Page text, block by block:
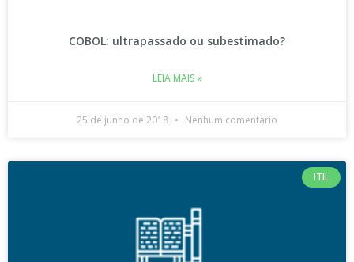
COBOL: ultrapassado ou subestimado?
LEIA MAIS »
25 de junho de 2018 Nenhum comentário
ITIL